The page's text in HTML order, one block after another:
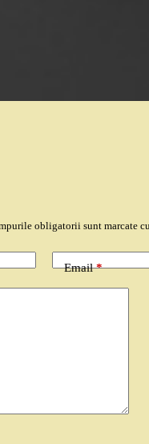
obligatorii sunt marcate
Email*